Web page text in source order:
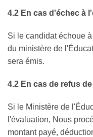
4.2 En cas d'échec à
Si le candidat échoue
du ministère de
sera émis.
4.2 En cas de refus
Si le Ministère de
l'évaluation, Nous
montant payé,